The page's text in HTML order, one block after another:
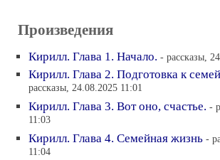
Произведения
Кирилл. Глава 1. Начало. - рассказы,
Кирилл. Глава 2. Подготовка к
рассказы, 24.08.2025 11:01
Кирилл. Глава 3. Вот оно, счастье. -
11:03
Кирилл. Глава 4. Семейная жизнь -
11:04